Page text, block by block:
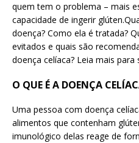
quem tem o problema – mais
capacidade de ingerir
doença? Como ela é tratada?
evitados e quais são
doença celíaca? Leia mais para
O QUE É A DOENÇA
Uma pessoa com doença
alimentos que contenham
imunológico delas reage de